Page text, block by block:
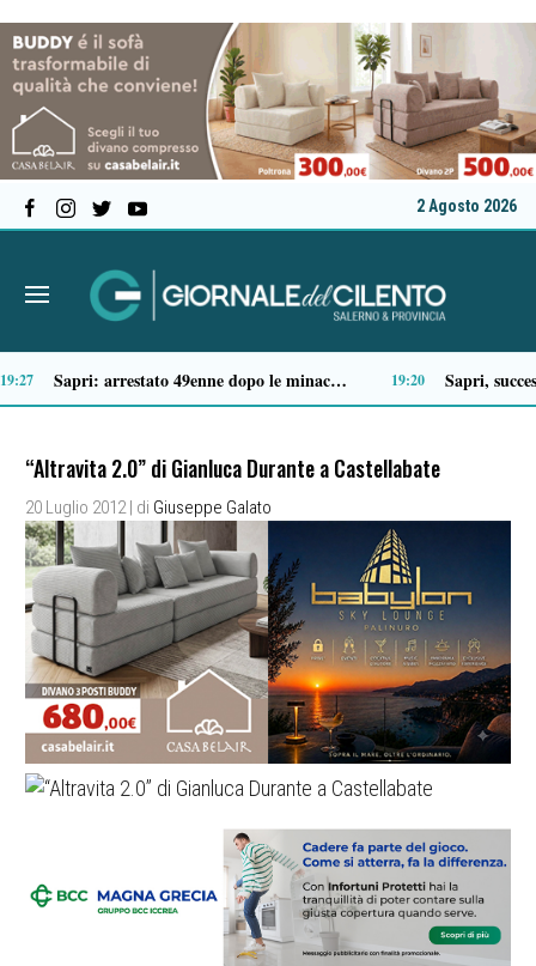
2 Agosto 2026
Coleotteri predatori contro la cocciniglia: avviata in Campania la prima sperimentazione al mondo per salvare i pini 13:41 Tragico incidente sulla Cilentana: muore motociclista di 37 anni
“Altravita 2.0” di Gianluca Durante a Castellabate
20 Luglio 2012 | di Giuseppe Galato